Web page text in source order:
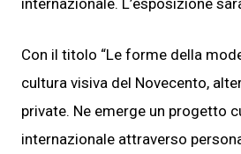
internazionale. L’esposizione
Con il titolo “Le forme della
cultura visiva del Novecento,
private. Ne emerge un progetto
internazionale attraverso